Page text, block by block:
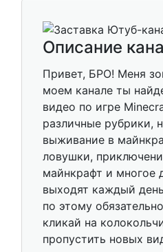
Описание
Привет, БРО! Меня
моем канале ты
видео по игре
различные рубрики,
выживание в
ловушки,
майнкрафт и многое
выходят каждый
по этому
кликай на
пропустить новых